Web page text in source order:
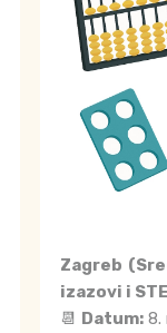
Zagreb
izazovi i
📆 Datum: 8.